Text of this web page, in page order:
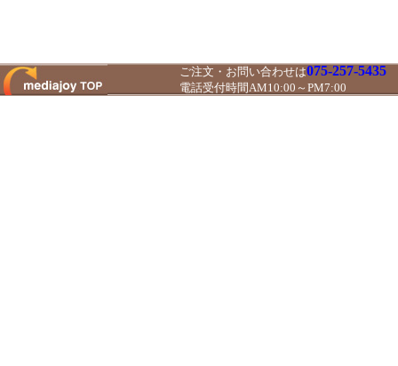
ご注文・お問い合わせは075-257-5435
電話受付時間AM10:00～PM7:00